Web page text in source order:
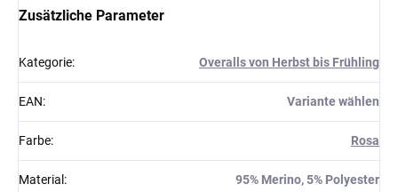
Zusätzliche Parameter
Kategorie: Overalls von Herbst bis Frühling
EAN: Variante wählen
Farbe: Rosa
Material : 95% Merino, 5% Polyester